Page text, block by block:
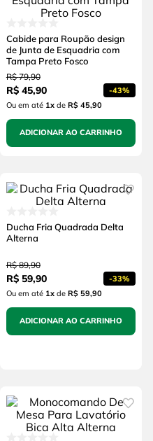
Cabide para Roupão design
de Junta de Esquadria com
Tampa Preto Fosco
R$ 79,90
R$ 45,90 -43%
Ou em até 1xde R$ 45,90
ADICIONAR AO CARRINHO
Ducha Fria Quadrada Delta
Alterna
R$ 89,90
R$ 59,90 -33%
Ou em até 1xde R$ 59,90
ADICIONAR AO CARRINHO